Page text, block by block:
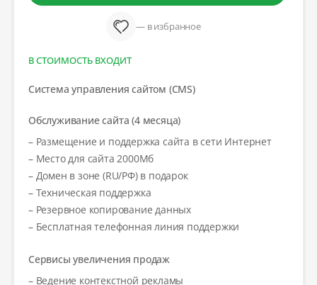
— в избранное
В СТОИМОСТЬ ВХОДИТ
Система управления сайтом (CMS)
Обслуживание сайта (4 месяца)
– Размещение и поддержка сайта в сети Интернет
– Место для сайта 2000Мб
– Домен в зоне (RU/РФ) в подарок
– Техническая поддержка
– Резервное копирование данных
– Бесплатная телефонная линия поддержки
Сервисы увеличения продаж
– Ведение контекстной рекламы